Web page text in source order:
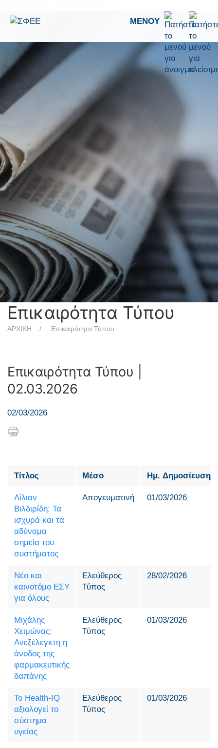
ΜΕΝΟΎ
Επικαιρότητα Τύπου
ΑΡΧΙΚΗ Επικαιρότητα Τύπου
Επικαιρότητα Τύπου |
02.03.2026
02/03/2026
Τίτλος Μέσο Ημ. Δημοσίευσης
Λίλιαν
Βιλδιρίδη: Τα
ισχυρά και τα
αδύναμα
σημεία του
συστήματος
Απογευματινή 01/03/2026
Νέο και
καινοτόμο ΕΣΥ
για όλους
Ελεύθερος
Τύπος
28/02/2026
Μιχάλης
Χειμώνας:
Ανεξέλεγκτη η
άνοδος της
φαρμακευτικής
δαπάνης
Ελεύθερος
Τύπος
01/03/2026
Το Health-IQ
αξιολογεί το
σύστημα
υγείας
Ελεύθερος
Τύπος
01/03/2026